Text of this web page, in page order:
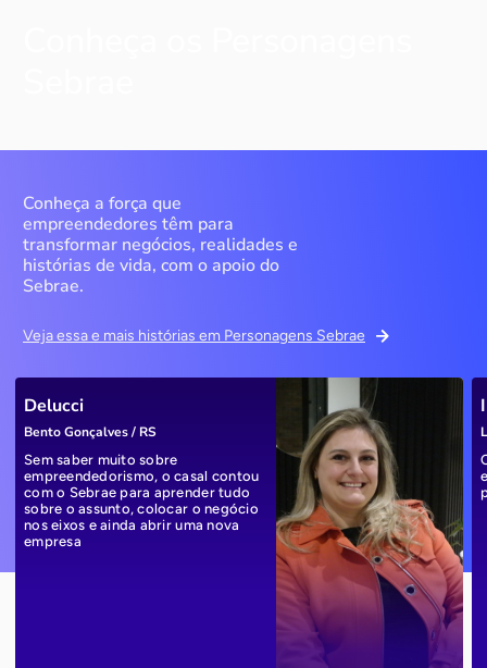
Conheça a força que
empreendedores têm para
transformar negócios, realidades e
histórias de vida, com o apoio do
Sebrae.
Veja essa e mais histórias em Personagens Sebrae
Delucci
Bento Gonçalves / RS
Sem saber muito sobre
empreendedorismo, o casal contou
com o Sebrae para aprender tudo
sobre o assunto, colocar o negócio
nos eixos e ainda abrir uma nova
empresa